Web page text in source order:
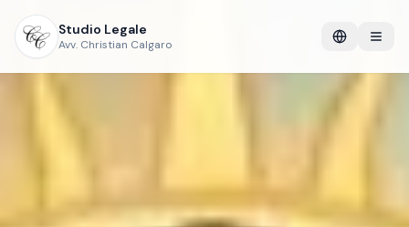
Studio Legale
Avv. Christian Calgaro